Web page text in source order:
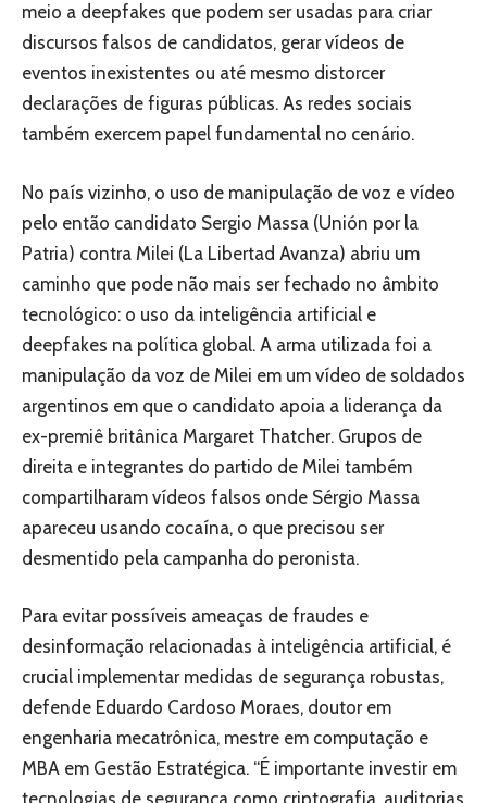
meio a deepfakes que podem ser usadas para criar
discursos falsos de candidatos, gerar vídeos de
eventos inexistentes ou até mesmo distorcer
declarações de figuras públicas. As redes sociais
também exercem papel fundamental no cenário.
No país vizinho, o uso de manipulação de voz e vídeo
pelo então candidato Sergio Massa (Unión por la
Patria) contra Milei (La Libertad Avanza) abriu um
caminho que pode não mais ser fechado no âmbito
tecnológico: o uso da inteligência artificial e
deepfakes na política global. A arma utilizada foi a
manipulação da voz de Milei em um vídeo de soldados
argentinos em que o candidato apoia a liderança da
ex-premiê britânica Margaret Thatcher. Grupos de
direita e integrantes do partido de Milei também
compartilharam vídeos falsos onde Sérgio Massa
apareceu usando cocaína, o que precisou ser
desmentido pela campanha do peronista.
Para evitar possíveis ameaças de fraudes e
desinformação relacionadas à inteligência artificial, é
crucial implementar medidas de segurança robustas,
defende Eduardo Cardoso Moraes, doutor em
engenharia mecatrônica, mestre em computação e
MBA em Gestão Estratégica. “É importante investir em